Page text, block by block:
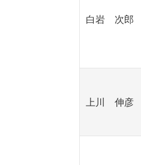
白岩 次郎
上川 伸彦